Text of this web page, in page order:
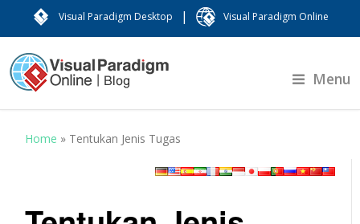
Visual Paradigm Desktop | Visual Paradigm Online
Menu
Home » Tentukan Jenis Tugas